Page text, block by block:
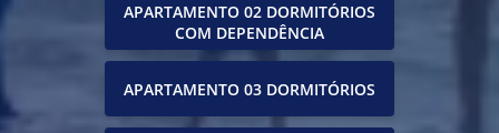
APARTAMENTO 02 DORMITÓRIOS
COM DEPENDÊNCIA
APARTAMENTO 03 DORMITÓRIOS